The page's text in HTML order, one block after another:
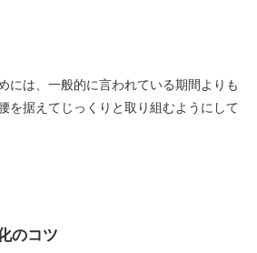
には、一般的に言われている期間よりも
を据えてじっくりと取り組むようにして
のコツ